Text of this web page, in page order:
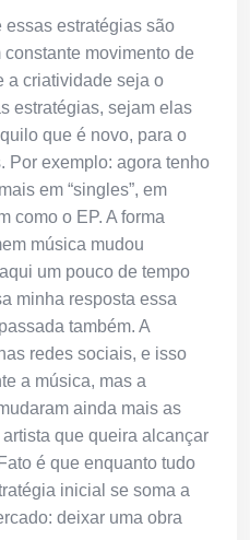
essas estratégias são
movimento de
a criatividade seja o
estratégias, sejam elas
que é novo, para o
Por exemplo: agora tenho
em “singles”, em
como o EP. A forma
música mudou
um pouco de tempo
minha resposta essa
também. A
redes sociais, e isso
a música, mas a
ainda mais as
que queira alcançar
é que enquanto tudo
inicial se soma a
deixar uma obra